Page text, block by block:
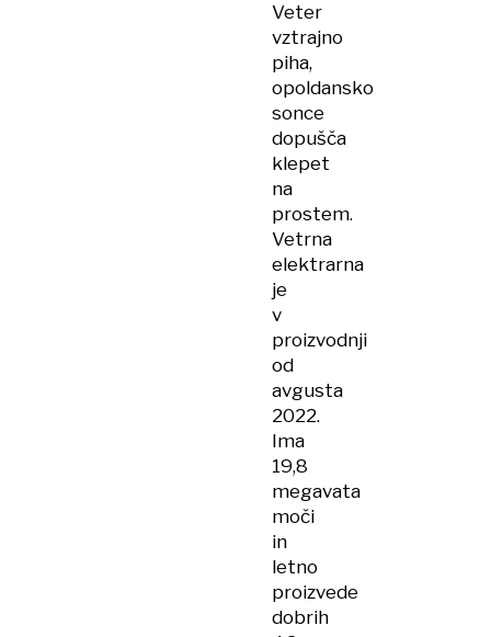
Veter
vztrajno
piha,
opoldansko
sonce
dopušča
klepet
na
prostem.
Vetrna
elektrarna
je
v
proizvodnji
od
avgusta
2022.
Ima
19,8
megavata
moči
in
letno
proizvede
dobrih